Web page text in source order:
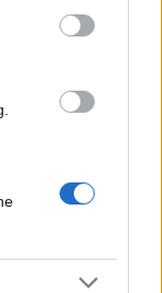
δίκτυα
(ως non-
διεκδικούν